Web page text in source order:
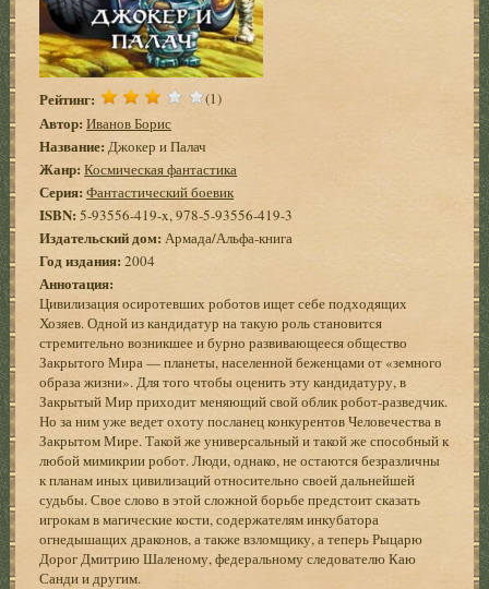
Рейтинг: (1)
Автор: Иванов Борис
Название: Джокер и Палач
Жанр: Космическая фантастика
Серия: Фантастический боевик
ISBN: 5-93556-419-x, 978-5-93556-419-3
Издательский дом: Армада/Альфа-книга
Год издания:2004
Аннотация:
Цивилизация осиротевших роботов ищет себе подходящих
Хозяев. Одной из кандидатур на такую роль становится
стремительно возникшее и бурно развивающееся общество
Закрытого Мира — планеты, населенной беженцами от «земного
образа жизни». Для того чтобы оценить эту кандидатуру, в
Закрытый Мир приходит меняющий свой облик робот-разведчик.
Но за ним уже ведет охоту посланец конкурентов Человечества в
Закрытом Мире. Такой же универсальный и такой же способный к
любой мимикрии робот. Люди, однако, не остаются безразличны
к планам иных цивилизаций относительно своей дальнейшей
судьбы. Свое слово в этой сложной борьбе предстоит сказать
игрокам в магические кости, содержателям инкубатора
огнедышащих драконов, а также взломщику, а теперь Рыцарю
Дорог Дмитрию Шаленому, федеральному следователю Каю
Санди и другим.